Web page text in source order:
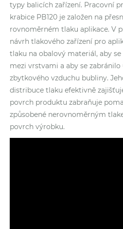
typy balicích zařízení. Pracovní
krabice PB120 je založen na
rovnoměrném tlaku aplikace. V
návrh tlakového zařízení pro
tlaku na obalový materiál, aby
mezi vrstvami a aby se
zbytkového vzduchu bubliny.
distribuce tlaku efektivně
povrch produktu zabraňuje
způsobené nerovnoměrným
povrch výrobku.